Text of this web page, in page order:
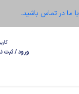
با ما در تماس باشید.
ورود / ثبت